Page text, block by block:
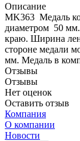
Описание
MK363 Медаль
диаметром 50 мм.
краю. Ширина
стороне медали
мм. Медаль в
Отзывы
Отзывы
Нет оценок
Оставить отзыв
Компания
О компании
Новости